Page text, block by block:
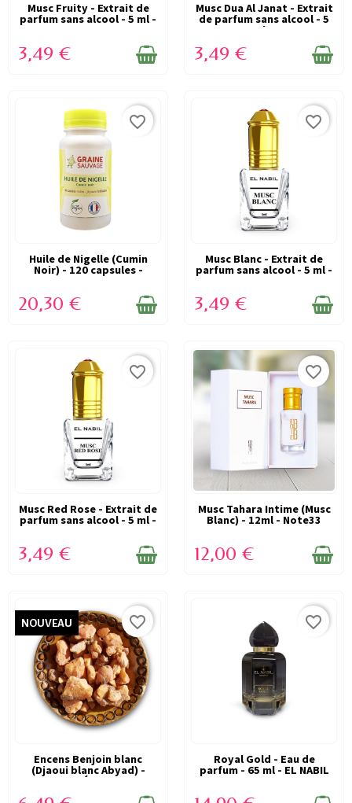
EN STOCK
Musc Fruity - Extrait de
parfum sans alcool - 5 ml -
3,49 €
EN STOCK
Musc Dua Al Janat - Extrait
de parfum sans alcool - 5
ml...
3,49 €
EN STOCK
favorite_border
Huile de Nigelle (Cumin
Noir) - 120 capsules -
Graine...
20,30 €
EN STOCK
favorite_border
Musc Blanc - Extrait de
parfum sans alcool - 5 ml -
3,49 €
EN STOCK
favorite_border
Musc Red Rose - Extrait de
parfum sans alcool - 5 ml -
3,49 €
EN STOCK
favorite_border
Musc Tahara Intime (Musc
Blanc) - 12ml - Note33
12,00 €
NOUVEAU
EN STOCK
favorite_border
Encens Benjoin blanc
(Djaoui blanc Abyad) -
150g - ÉPICES...
EN STOCK
favorite_border
Royal Gold - Eau de
parfum - 65 ml - EL NABIL